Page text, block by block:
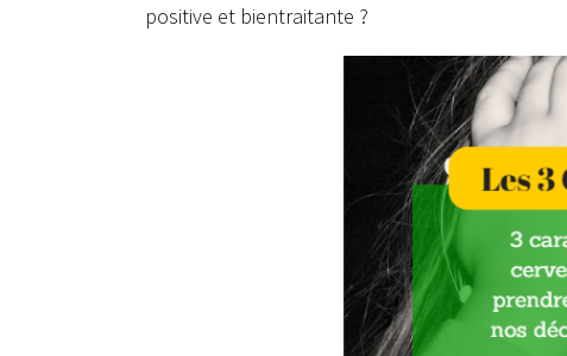
positive et bientraitante ?